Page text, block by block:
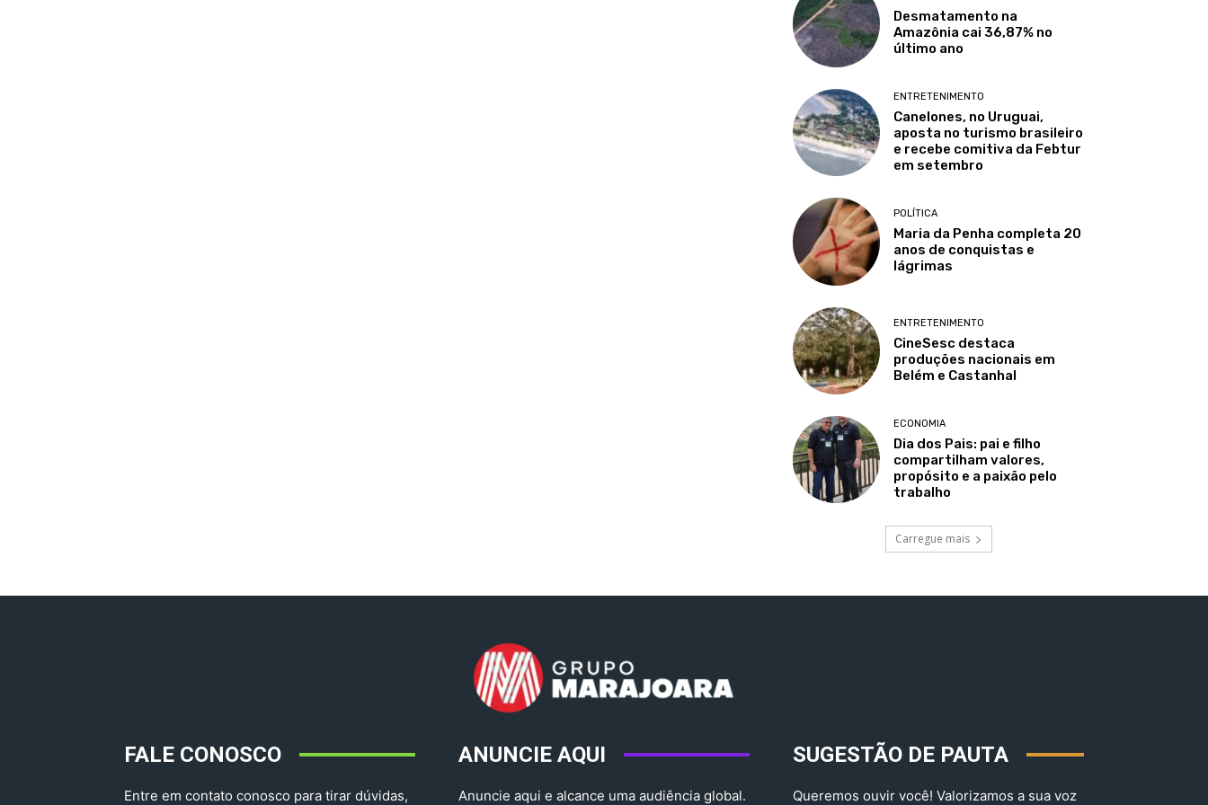
Desmatamento na
Amazônia cai 36,87% no
último ano
ENTRETENIMENTO
Canelones, no Uruguai,
aposta no turismo brasileiro
e recebe comitiva da Febtur
em setembro
POLÍTICA
Maria da Penha completa 20
anos de conquistas e
lágrimas
ENTRETENIMENTO
CineSesc destaca
produções nacionais em
Belém e Castanhal
ECONOMIA
Dia dos Pais: pai e filho
compartilham valores,
propósito e a paixão pelo
trabalho
Carregue mais
FALE CONOSCO
Entre em contato conosco para tirar dúvidas,
ANUNCIE AQUI
Anuncie aqui e alcance uma audiência global.
SUGESTÃO DE PAUTA
Queremos ouvir você! Valorizamos a sua voz